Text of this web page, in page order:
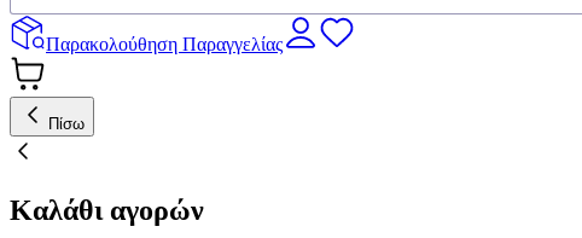
Παρακολούθηση Παραγγελίας
Πίσω
Καλάθι αγορών